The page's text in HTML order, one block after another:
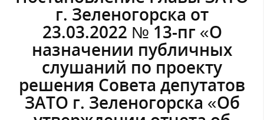
г. Зеленогорска от
23.03.2022 № 13-пг «О
назначении публичных
слушаний по проекту
решения Совета депутатов
ЗАТО г. Зеленогорска «Об